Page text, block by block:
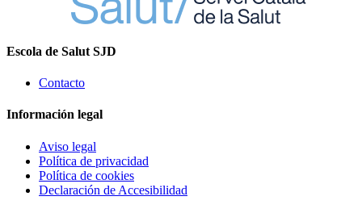
Escola de Salut SJD
Contacto
Información legal
Aviso legal
Política de privacidad
Política de cookies
Declaración de Accesibilidad